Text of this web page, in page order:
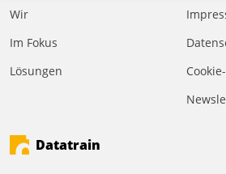
profitieren: Die nahtlose
Integration der Lösungen
Datatrain ermöglicht
Mieterbefragungen – eine
starke Grundlage für
Wir
Im Fokus
Lösungen
Datatrain